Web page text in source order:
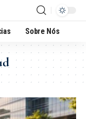
Sobre Nós